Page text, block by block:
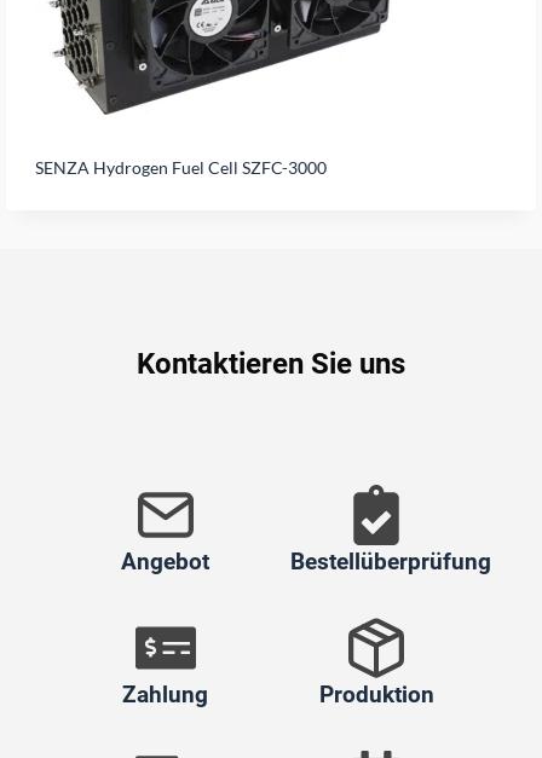
SENZA Hydrogen Fuel Cell SZFC-3000
Kontaktieren Sie uns
Angebot Bestellüberprüfung
Zahlung Produktion